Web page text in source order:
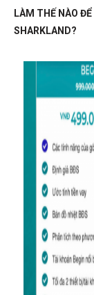
LÀM THẾ NÀO
SHARKLAND?